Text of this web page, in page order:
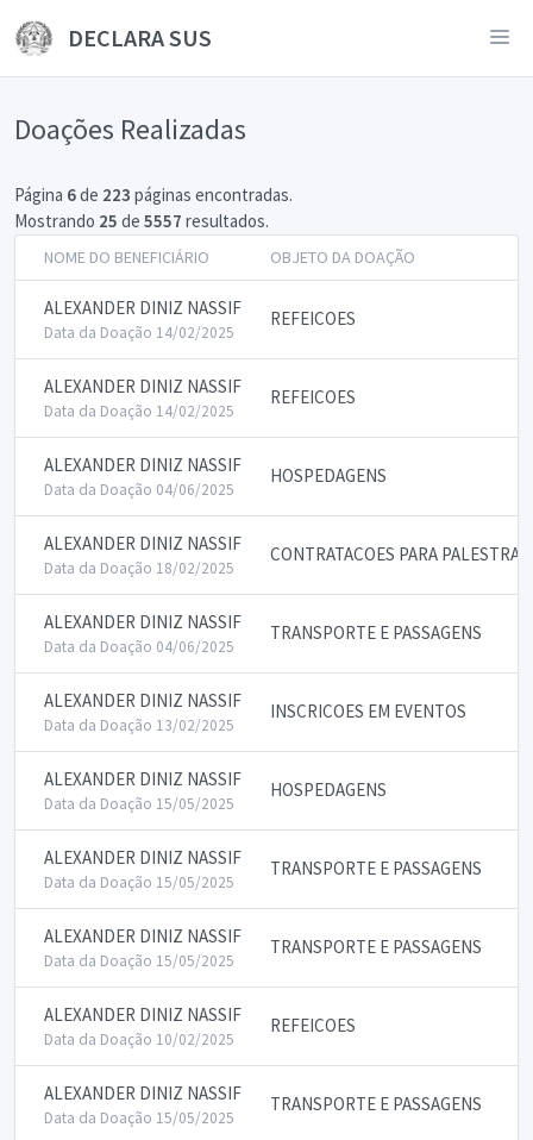
DECLARA SUS
Doações Realizadas
Página 6de 223 páginas encontradas.
Mostrando 25 de 5557 resultados.
NOME DO BENEFICIÁRIO OBJETO DA DOAÇÃO
ALEXANDER DINIZ NASSIF
Data da Doação 14/02/2025
REFEICOES
ALEXANDER DINIZ NASSIF
Data da Doação 14/02/2025
REFEICOES
ALEXANDER DINIZ NASSIF
Data da Doação 04/06/2025
HOSPEDAGENS
ALEXANDER DINIZ NASSIF
Data da Doação 18/02/2025
CONTRATACOES PARA
ALEXANDER DINIZ NASSIF
Data da Doação 04/06/2025
TRANSPORTE E PASSAGENS
ALEXANDER DINIZ NASSIF
Data da Doação 13/02/2025
INSCRICOES EM EVENTOS
ALEXANDER DINIZ NASSIF
Data da Doação 15/05/2025
HOSPEDAGENS
ALEXANDER DINIZ NASSIF
Data da Doação 15/05/2025
TRANSPORTE E PASSAGENS
ALEXANDER DINIZ NASSIF
Data da Doação 15/05/2025
TRANSPORTE E PASSAGENS
ALEXANDER DINIZ NASSIF
Data da Doação 10/02/2025
REFEICOES
ALEXANDER DINIZ NASSIF
Data da Doação 15/05/2025
TRANSPORTE E PASSAGENS